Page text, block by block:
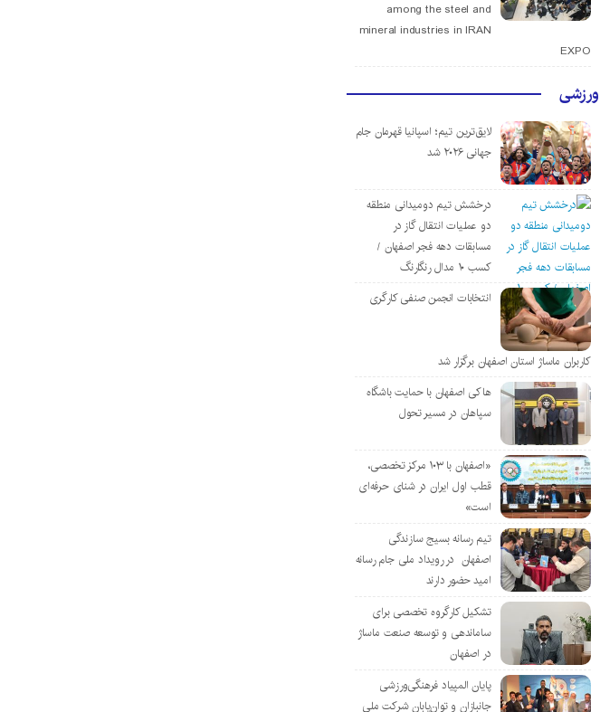
among the steel and
mineral industries in IRAN
EXPO
ورزشی
لایق‌ترین تیم؛ اسپانیا قهرمان جام
جهانی ۲۰۲۶ شد
درخشش تیم دومیدانی منطقه
دو عملیات انتقال گاز در
مسابقات دهه فجر اصفهان /
کسب ۱۰ مدال رنگارنگ
انتخابات انجمن صنفی کارگری
کاربران ماساژ استان اصفهان برگزار شد
هاکی اصفهان با حمایت باشگاه
سپاهان در مسیر تحول
«اصفهان با ۱۰۳ مرکز تخصصی،
قطب اول ایران در شنای حرفه‌ای
است»
تیم رسانه بسیج سازندگی
اصفهان در رویداد ملی جام رسانه
امید حضور دارند
تشکیل کارگروه تخصصی برای
ساماندهی و توسعه صنعت ماساژ
در اصفهان
پایان المپیاد فرهنگی‌ورزشی
جانبازان و توان‌یابان شرکت ملی